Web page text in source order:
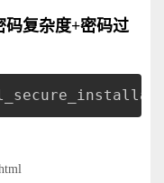
复杂度+密码过